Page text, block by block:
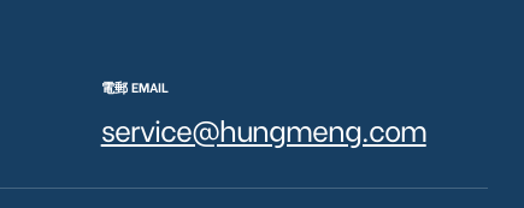
電郵 EMAIL
service@hungmeng.com